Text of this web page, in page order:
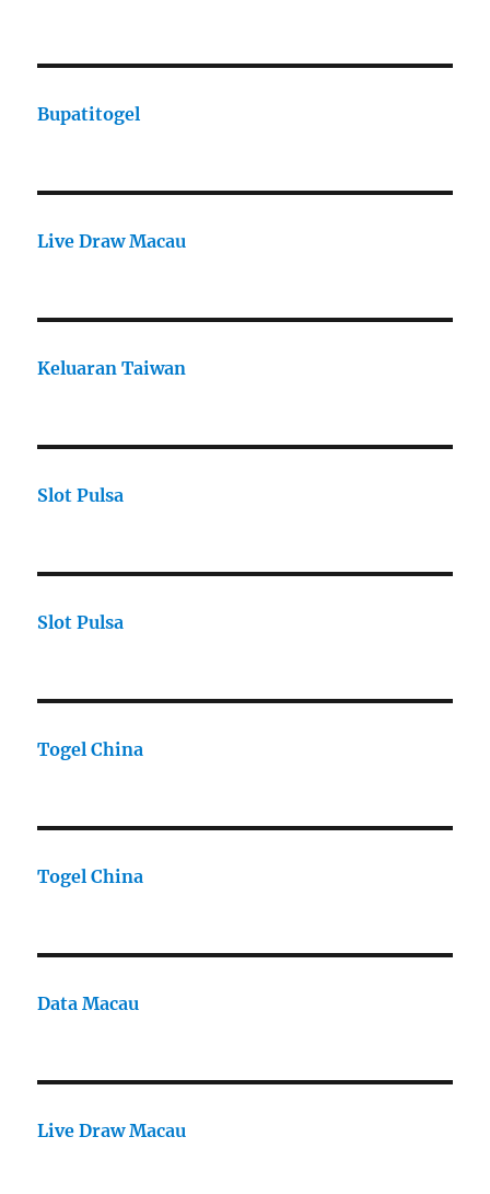
Bupatitogel
Live Draw Macau
Keluaran Taiwan
Slot Pulsa
Slot Pulsa
Togel China
Togel China
Data Macau
Live Draw Macau